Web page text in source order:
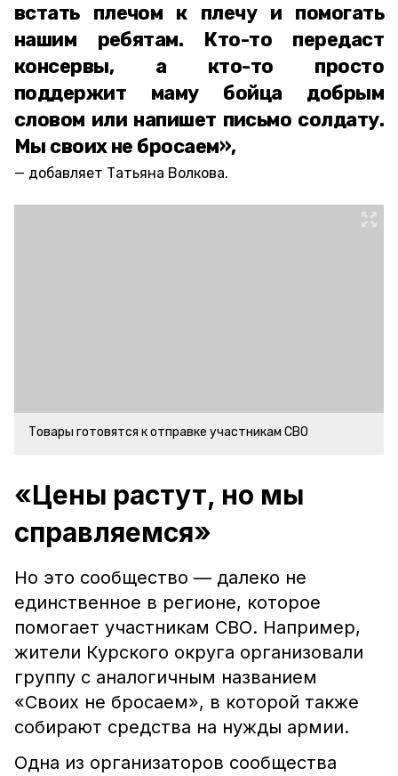
встать плечом к плечу и помогать
нашим ребятам. Кто-то передаст
консервы, а кто-то просто
поддержит маму бойца добрым
словом или напишет письмо солдату.
Мы своих не бросаем»,
добавляет Татьяна Волкова.
Товары готовятся к отправке участникам СВО
«Цены растут, но мы
справляемся»
Но это сообщество — далеко не
единственное в регионе, которое
помогает участникам СВО. Например,
жители Курского округа организовали
группу с аналогичным названием
«Своих не бросаем», в которой также
собирают средства на нужды армии.
Одна из организаторов сообщества